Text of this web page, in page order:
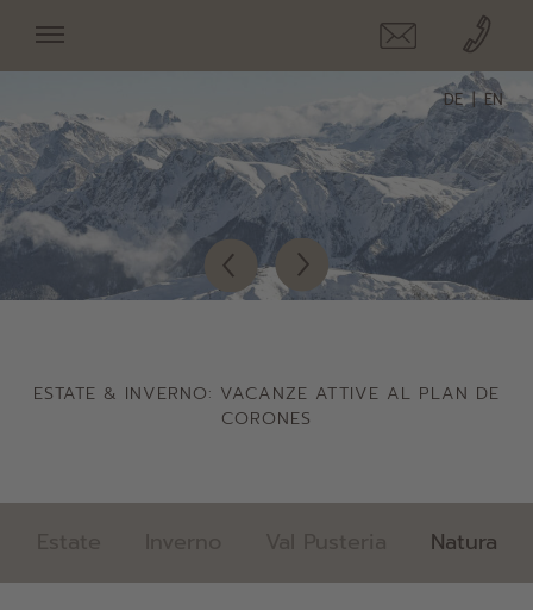
DE EN
ESTATE & INVERNO: VACANZE ATTIVE AL PLAN DE
CORONES
Natura